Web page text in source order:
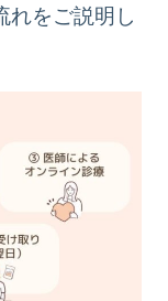
れをご説明し